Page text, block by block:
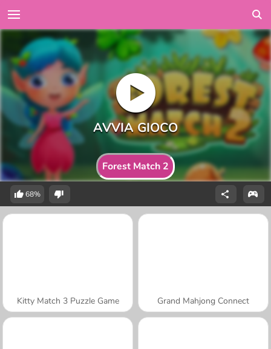
Forest Match 2
68%
Kitty Match 3 Puzzle Game Grand Mahjong Connect